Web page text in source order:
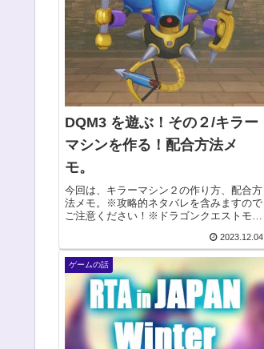
DQM3 を遊ぶ！その２/キラー
マシンを作る！配合方法メ
モ。
今回は、キラーマシン２の作り方、配合方
法メモ。※攻略的ネタバレを含みますので
ご注意ください！※ドラゴンクエストモン
シンといえばモンスターズ…というかどう
かはわかりませんが、今作もキラーマシン
系はもちろん...
2023.12.04
ゲームの話